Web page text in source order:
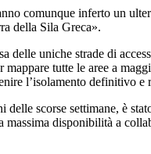
comunque inferto un
della Sila Greca».
delle uniche strade di
tutte le aree a
l’isolamento definitivo e
scorse settimane, è
disponibilità a